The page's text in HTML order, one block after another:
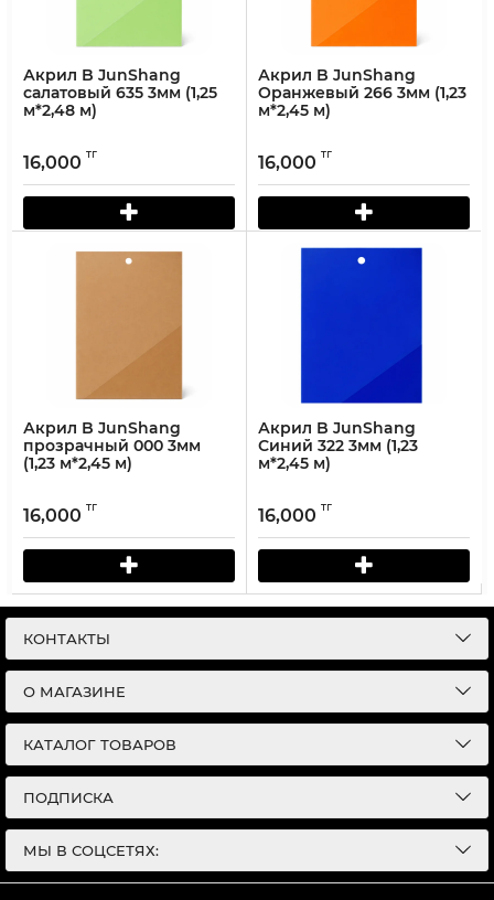
Акрил B JunShang
салатовый 635 3мм (1,25
м*2,48 м)
16,000 тг
Акрил B JunShang
Оранжевый 266 3мм (1,23
м*2,45 м)
16,000 тг
Акрил B JunShang
прозрачный 000 3мм
(1,23 м*2,45 м)
16,000 тг
Акрил B JunShang
Синий 322 3мм (1,23
м*2,45 м)
16,000 тг
КОНТАКТЫ
О МАГАЗИНЕ
КАТАЛОГ ТОВАРОВ
ПОДПИСКА
МЫ В СОЦСЕТЯХ: